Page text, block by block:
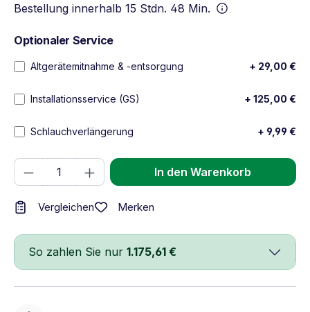
Bestellung innerhalb 15 Stdn. 48 Min.
Optionaler Service
Altgerätemitnahme & -entsorgung + 29,00 €
Installationsservice (GS) + 125,00 €
Schlauchverlängerung + 9,99 €
Produkt Anzahl: Gib den gewünschten
In den Warenkorb
Vergleichen Merken
So zahlen Sie nur 1.175,61 €